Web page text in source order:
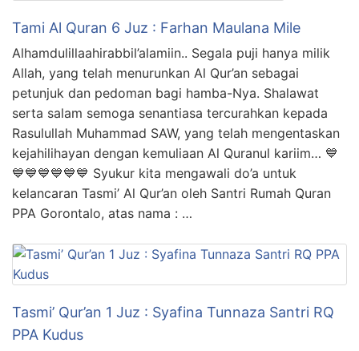
Tami Al Quran 6 Juz : Farhan Maulana Mile
Alhamdulillaahirabbil’alamiin.. Segala puji hanya milik
Allah, yang telah menurunkan Al Qur’an sebagai
petunjuk dan pedoman bagi hamba-Nya. Shalawat
serta salam semoga senantiasa tercurahkan kepada
Rasulullah Muhammad SAW, yang telah mengentaskan
kejahilihayan dengan kemuliaan Al Quranul kariim… 💙
💙💙💙💙💙💙 Syukur kita mengawali do’a untuk
kelancaran Tasmi’ Al Qur’an oleh Santri Rumah Quran
PPA Gorontalo, atas nama : …
Tasmi’ Qur’an 1 Juz : Syafina Tunnaza Santri RQ
PPA Kudus